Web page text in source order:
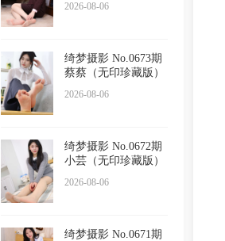
2026-08-06
绮梦摄影 No.0673期
蔡蔡（无印珍藏版）
2026-08-06
绮梦摄影 No.0672期
小芸（无印珍藏版）
2026-08-06
绮梦摄影 No.0671期